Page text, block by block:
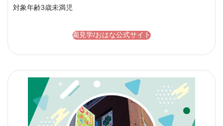
対象年齢3歳未満児
園見学/おはな公式サイト